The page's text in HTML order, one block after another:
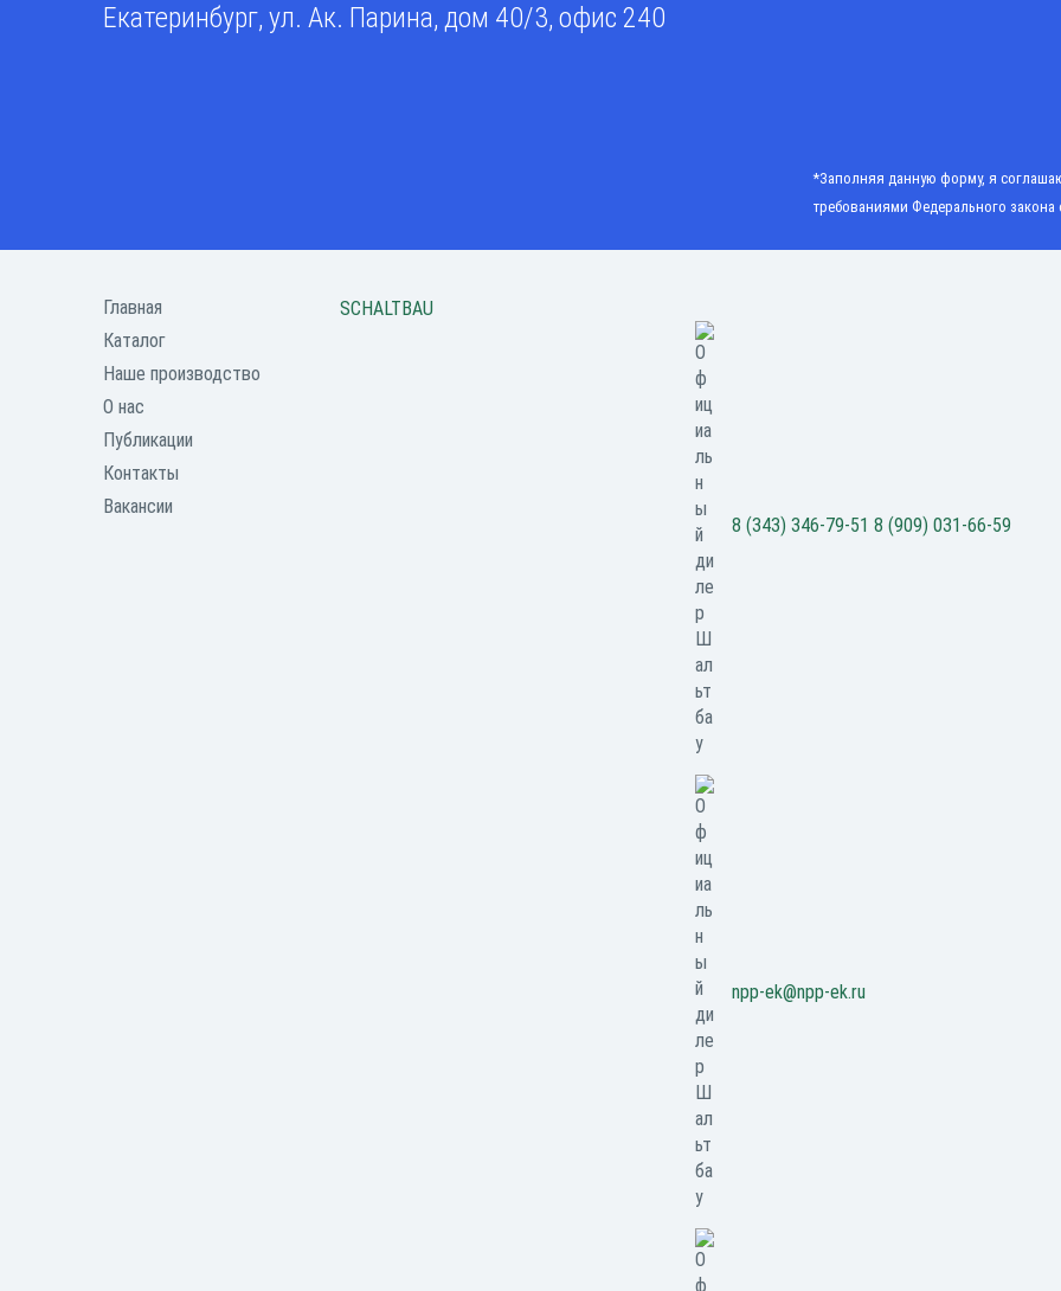
Екатеринбург, ул. Ак. Парина, дом 40/3, офис 240
*Заполняя данную форму, я
требованиями Федерального
Главная
Каталог
Наше производство
О нас
Публикации
Контакты
Вакансии
SCHALTBAU
8 (343) 346-79-51 8 (909) 031-66-59
npp-ek@npp-ek.ru